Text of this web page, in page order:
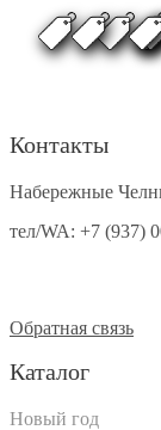
Контакты
Набережные
тел/WA: +7 (937)
Обратная связь
Каталог
Новый год